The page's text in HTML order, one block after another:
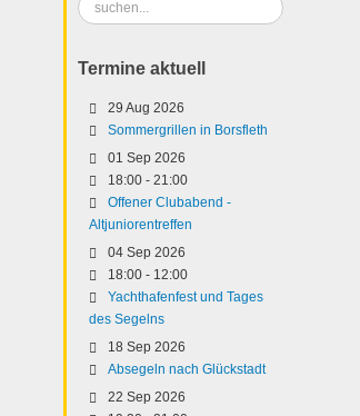
...
Termine aktuell
29 Aug 2026
Sommergrillen in Borsfleth
01 Sep 2026
18:00 - 21:00
Offener Clubabend -
Altjuniorentreffen
04 Sep 2026
18:00 - 12:00
Yachthafenfest und Tages
des Segelns
18 Sep 2026
Absegeln nach Glückstadt
22 Sep 2026